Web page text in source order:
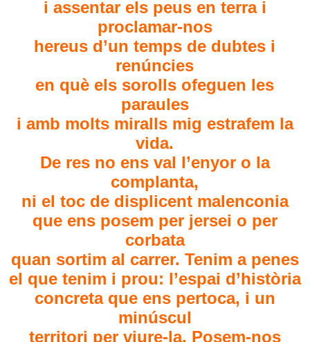
i assentar els peus en terra i
proclamar-nos
hereus d’un temps de dubtes i
renúncies
en què els sorolls ofeguen les
paraules
i amb molts miralls mig estrafem la
vida.
De res no ens val l’enyor o la
complanta,
ni el toc de displicent malenconia
que ens posem per jersei o per
corbata
quan sortim al carrer. Tenim a penes
el que tenim i prou: l’espai d’història
concreta que ens pertoca, i un
minúscul
territori per viure-la. Posem-nos